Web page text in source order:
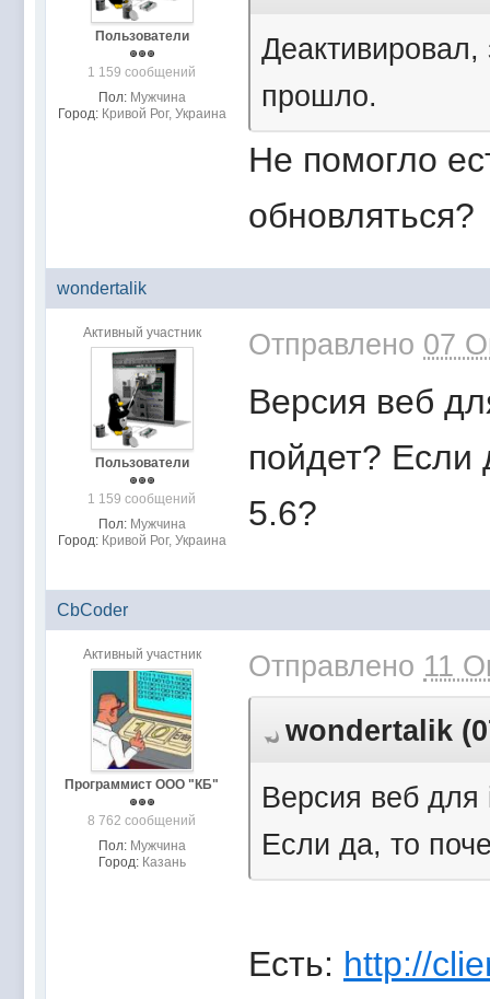
Пользователи
1 159 сообщений
Пол: Мужчина
Город: Кривой Рог, Украина
прошло.
Не помогло
обновляться?
wondertalik
Активный участник
Пользователи
1 159 сообщений
Пол: Мужчина
Город: Кривой Рог, Украина
Отправлено 07
Версия веб
пойдет? Если
5.6?
CbCoder
Активный участник
Программист ООО "КБ"
8 762 сообщений
Пол: Мужчина
Город: Казань
Отправлено 11
wondertalik
Версия веб
Если да, то
Есть: http://